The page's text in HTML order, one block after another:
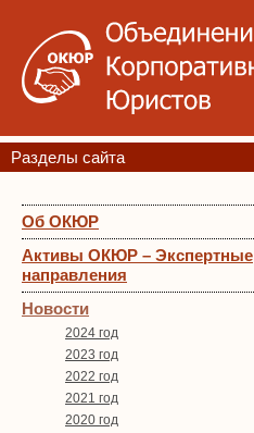
Разделы сайта
Об ОКЮР
Активы ОКЮР – Экспертные
направления
Новости
2024 год
2023 год
2022 год
2021 год
2020 год